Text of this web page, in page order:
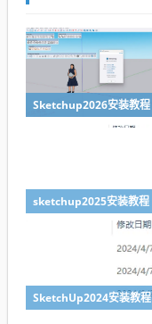
Sketchup2026安装教程
sketchup2025安装教程
SketchUp2024安装教程